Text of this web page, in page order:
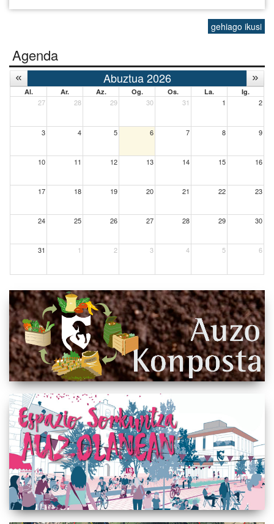
gehiago ikusi
Agenda
Abuztua 2026
Al. Ar. Az. Og. Os. La. Ig.
27 28 29 30 31 1 2
3 4 5 6 7 8 9
10 11 12 13 14 15 16
17 18 19 20 21 22 23
24 25 26 27 28 29 30
31 1 2 3 4 5 6